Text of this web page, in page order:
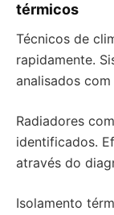
térmicos
Técnicos de
rapidamente.
analisados
Radiadores
identificados.
através do
Isolamento